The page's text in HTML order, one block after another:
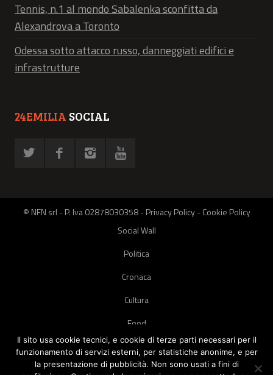
Tennis, n.1 al mondo Sabalenka sconfitta da
Alexandrova a Toronto
Odessa sotto attacco russo, danneggiati edifici e
infrastrutture
24EMILIA SOCIAL
© NFN srl - P. Iva 02878030358 -Privacy Policy-Cookie Policy
Social Wall
Politica
Cronaca
Cultura
Food
Green
Pets
Il sito usa cookie tecnici, e cookie di terze parti necessari per il
funzionamento di servizi esterni, per statistiche anonime, e per
la presentazione di pubblicità. Non sono usati a fini di